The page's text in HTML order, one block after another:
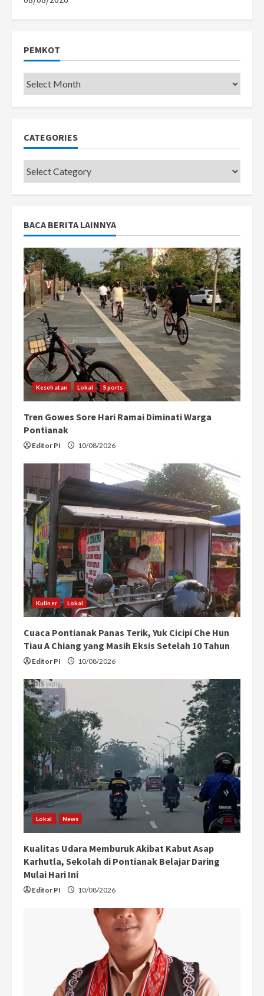
PEMKOT
Pemkot
CATEGORIES
Categories
BACA BERITA LAINNYA
Kesehatan Lokal Sports
Tren Gowes Sore Hari Ramai Diminati Warga
Pontianak
Editor PI 10/08/2026
Kuliner Lokal
Cuaca Pontianak Panas Terik, Yuk Cicipi Che Hun
Tiau A Chiang yang Masih Eksis Setelah 10 Tahun
Editor PI 10/08/2026
Lokal News
Kualitas Udara Memburuk Akibat Kabut Asap
Karhutla, Sekolah di Pontianak Belajar Daring
Mulai Hari Ini
Editor PI 10/08/2026